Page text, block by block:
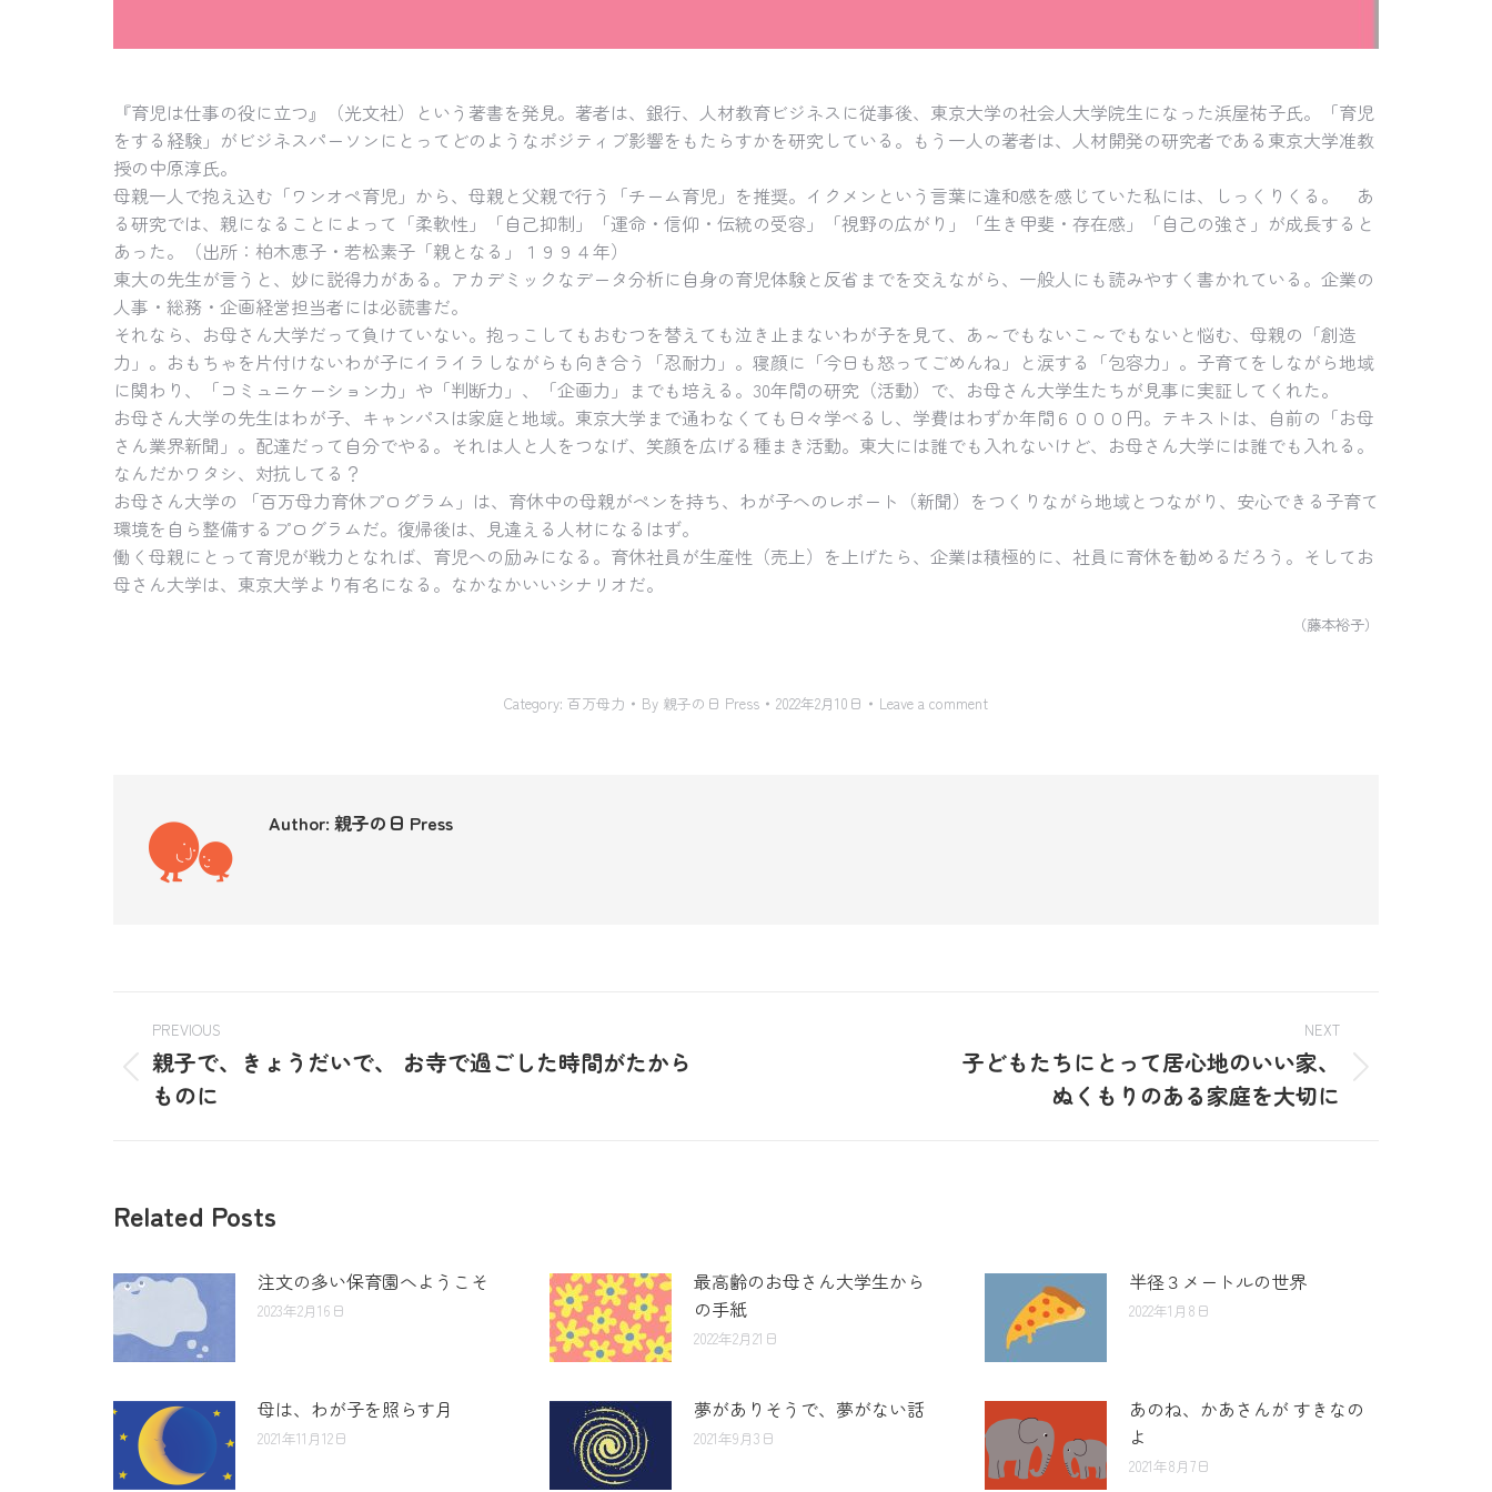
『育児は仕事の役に立つ』（光文社）という著書を発見。著者は、銀行、人材教育ビジネスに従事後、東京大学の社会人大学院生になった浜屋祐子氏。「育児
をする経験」がビジネスパーソンにとってどのようなポジティブ影響をもたらすかを研究している。もう一人の著者は、人材開発の研究者である東京大学准教
授の中原淳氏。
母親一人で抱え込む「ワンオペ育児」から、母親と父親で行う「チーム育児」を推奨。イクメンという言葉に違和感を感じていた私には、しっくりくる。 あ
る研究では、親になることによって「柔軟性」「自己抑制」「運命・信仰・伝統の受容」「視野の広がり」「生き甲斐・存在感」「自己の強さ」が成長すると
あった。（出所：柏木恵子・若松素子「親となる」１９９４年）
東大の先生が言うと、妙に説得力がある。アカデミックなデータ分析に自身の育児体験と反省までを交えながら、一般人にも読みやすく書かれている。企業の
人事・総務・企画経営担当者には必読書だ。
それなら、お母さん大学だって負けていない。抱っこしてもおむつを替えても泣き止まないわが子を見て、あ～でもないこ～でもないと悩む、母親の「創造
力」。おもちゃを片付けないわが子にイライラしながらも向き合う「忍耐力」。寝顔に「今日も怒ってごめんね」と涙する「包容力」。子育てをしながら地域
に関わり、「コミュニケーション力」や「判断力」、「企画力」までも培える。30年間の研究（活動）で、お母さん大学生たちが見事に実証してくれた。
お母さん大学の先生はわが子、キャンパスは家庭と地域。東京大学まで通わなくても日々学べるし、学費はわずか年間６０００円。テキストは、自前の「お母
さん業界新聞」。配達だって自分でやる。それは人と人をつなげ、笑顔を広げる種まき活動。東大には誰でも入れないけど、お母さん大学には誰でも入れる。
なんだかワタシ、対抗してる？
お母さん大学の 「百万母力育休プログラム」は、育休中の母親がペンを持ち、わが子へのレポート（新聞）をつくりながら地域とつながり、安心できる子育て
環境を自ら整備するプログラムだ。復帰後は、見違える人材になるはず。
働く母親にとって育児が戦力となれば、育児への励みになる。育休社員が生産性（売上）を上げたら、企業は積極的に、社員に育休を勧めるだろう。そしてお
母さん大学は、東京大学より有名になる。なかなかいいシナリオだ。
（藤本裕子）
Category: 百万母力 By 親子の日 Press 2022年2月10日 Leave a comment
Author: 親子の日 Press
PREVIOUS
親子で、きょうだいで、 お寺で過ごした時間がたから
ものに
NEXT
子どもたちにとって居心地のいい家、
ぬくもりのある家庭を大切に
Related Posts
注文の多い保育園へようこそ
2023年2月16日
最高齢のお母さん大学生から
の手紙
2022年2月21日
半径３メートルの世界
2022年1月8日
母は、わが子を照らす月
2021年11月12日
夢がありそうで、夢がない話
2021年9月3日
あのね、かあさんが すきなの
よ
2021年8月7日